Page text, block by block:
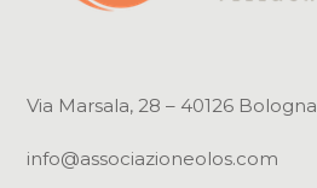
Via Marsala, 28 – 40126 Bologna
info@associazioneolos.com